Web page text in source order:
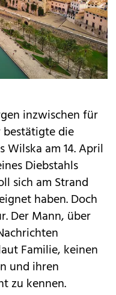
inzwischen für
die
Wilska am 14. April
Diebstahls
sich am Strand
haben. Doch
Der Mann, über
Familie, keinen
und ihren
zu kennen.